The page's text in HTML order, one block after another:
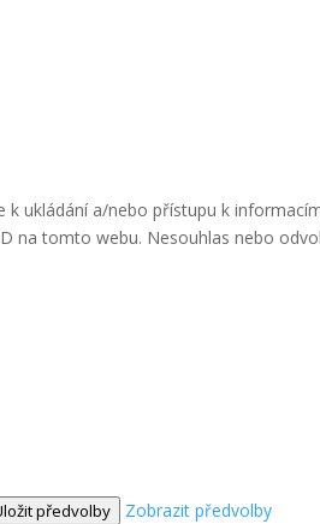
k ukládání a/nebo přístupu k
na tomto webu. Nesouhlas nebo
předvolby
Zobrazit předvolby